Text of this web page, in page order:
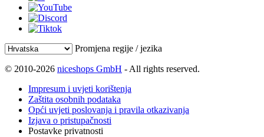
Promjena regije / jezika
© 2010-2026 niceshops GmbH - All rights reserved.
Impresum i uvjeti korištenja
Zaštita osobnih podataka
Opći uvjeti poslovanja i pravila otkazivanja
Izjava o pristupačnosti
Postavke privatnosti